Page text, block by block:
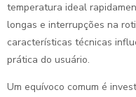
temperatura ideal
longas e interrupções na
características técnicas
prática do usuário.
Um equívoco comum é